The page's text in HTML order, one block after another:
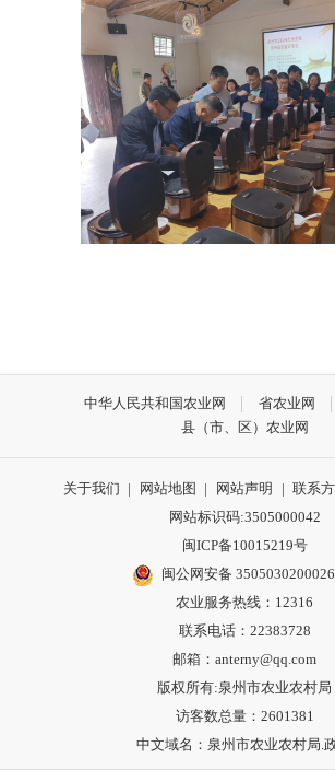
中华人民共和国农业网 省农业网
县（市、区）农业网
关于我们 | 网站地图 | 网站声明 | 联系
网站标识码:3505000042
闽ICP备10015219号
闽公网安备
农业服务热线：12316
联系电话：22383728
邮箱：anterny@qq.com
版权所有:泉州市农业农村局
访客数总量： 2601381
中文域名：泉州市农业农村局.